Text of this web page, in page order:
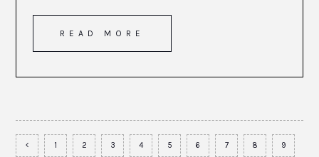
READ MORE
1 2 3 4 5 6 7 8 9